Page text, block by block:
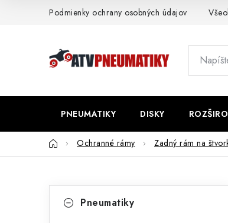
Podmienky ochrany osobných údajov
PNEUMATIKY DISKY
DomovOchranné rámy Zadný rám na
kategóriePneumatiky